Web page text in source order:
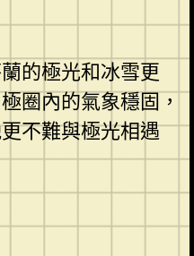
的極光和冰雪更
圈內的氣象穩固，
不難與極光相遇